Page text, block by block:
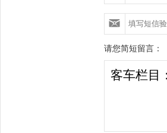
请您简短留言：